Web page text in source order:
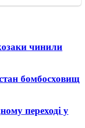
чинили
бомбосховищ
переході у